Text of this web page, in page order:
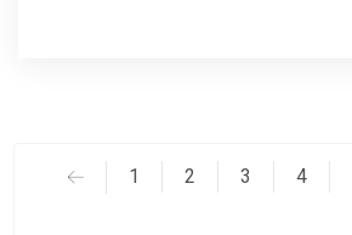
1 2 3 4